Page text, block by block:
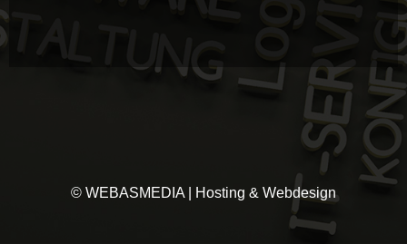
© WEBASMEDIA | Hosting & Webdesign